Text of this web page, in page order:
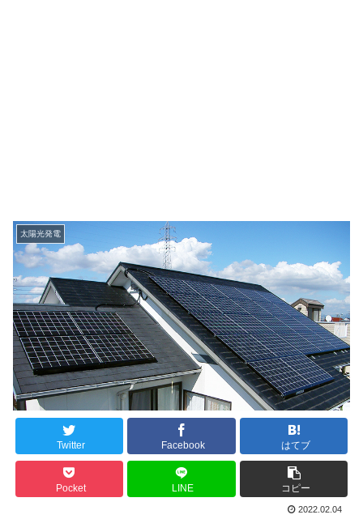
太陽光発電
Twitter Facebook はてブ
Pocket LINE コピー
2022.02.04